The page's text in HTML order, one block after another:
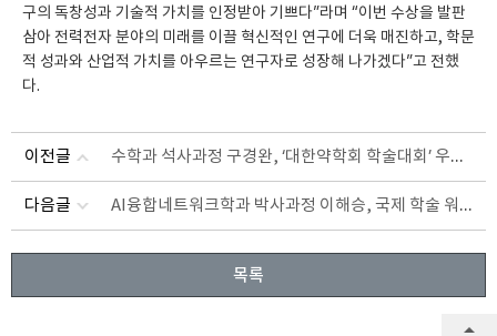
구의 독창성과 기술적 가치를 인정받아 기쁘다”라며 “이번 수상을 발판
삼아 전력전자 분야의 미래를 이끌 혁신적인 연구에 더욱 매진하고, 학문
적 성과와 산업적 가치를 아우르는 연구자로 성장해 나가겠다”고 전했
다.
이전글 수학과 석사과정 구경완, ‘대한약학회 학술대회’ 우수포스터발표상 수상
다음글 AI융합네트워크학과 박사과정 이해승, 국제 학술 워크숍 <AWAP> 수상
목록